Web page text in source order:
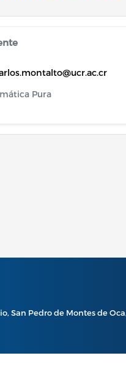
Pura
San Pedro de Montes de